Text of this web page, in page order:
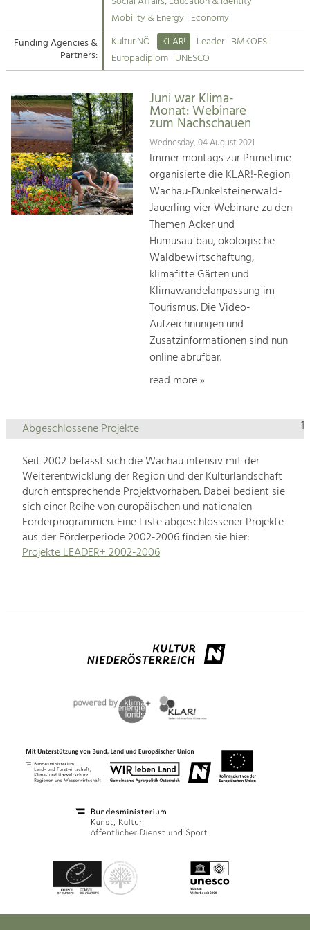
Suche
Impressum
Kontakt
Tourism
Offer Development and Positioning
Art & Culture
Crafts, Science and Research.
Social Affairs, Education
& Identity
Equality, Youth and Integration.
Climate Change, Public Transport and
Increase in Regional Value Added.
Mobility & Energy Economy
Funding Agencies &
Partners:
Kultur NÖ KLAR! Leader BMKOES
Europadiplom UNESCO
Juni war Klima-
Monat: Webinare
zum Nachschauen
Wednesday, 04 August 2021
Immer montags zur Primetime
organisierte die KLAR!-Region
Wachau-Dunkelsteinerwald-
Jauerling vier Webinare zu den
Themen Acker und
Humusaufbau, ökologische
Waldbewirtschaftung,
klimafitte Gärten und
Klimawandelanpassung im
Tourismus. Die Video-
Aufzeichnungen und
Zusatzinformationen sind nun
online abrufbar.
read more »
1
Abgeschlossene Projekte
Seit 2002 befasst sich die Wachau intensiv mit der
Weiterentwicklung der Region und der Kulturlandschaft
durch entsprechende Projektvorhaben. Dabei bedient sie
sich einer Reihe von europäischen und nationalen
Förderprogrammen. Eine Liste abgeschlossener Projekte
aus der Förderperiode 2002-2006 finden sie hier:
Projekte LEADER+ 2002-2006